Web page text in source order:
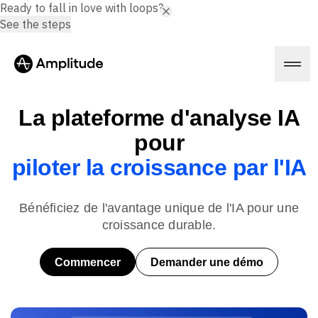
Plateforme
Amplitude AI
Amplitude MCP
Agent Analytics
Analyse marketing
Solutions
Ressources
Formation
La plateforme d'analyse IA
pour
piloter la croissance par l'IA
Bénéficiez de l'avantage unique de l'IA pour une
croissance durable.
Commencer Demander une démo
Ready to fall in love with loops?
See the steps